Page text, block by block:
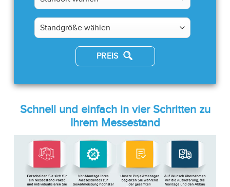
PREIS
Schnell und einfach in vier Schritten zu
Ihrem Messestand